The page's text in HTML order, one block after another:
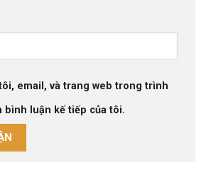
email, và trang web trong trình
bình luận kế tiếp của tôi.